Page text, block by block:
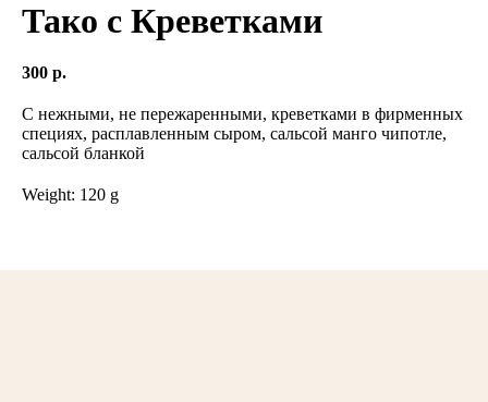
Тако с Креветками
300 р.
С нежными, не пережаренными, креветками в фирменных
специях, расплавленным сыром, сальсой манго чипотле,
сальсой бланкой
Weight: 120 g